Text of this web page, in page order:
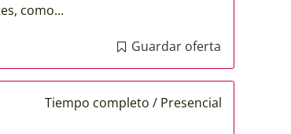
como...
Guardar oferta
Tiempo completo / Presencial